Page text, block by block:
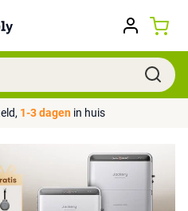
1-3 dagen in huis